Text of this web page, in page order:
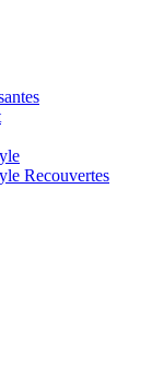
Recouvertes